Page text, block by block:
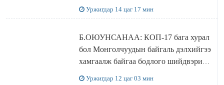
Уржигдар 14 цаг 17 мин
Б.ОЮУНСАНАА: КОП-17 бага хурал
бол Монголчуудын байгаль дэлхийгээ
хамгаалж байгаа бодлого шийдвэрийг
Уржигдар 12 цаг 03 мин